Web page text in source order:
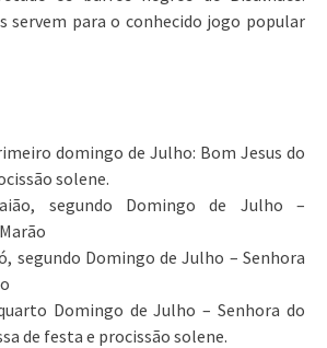
servem para o conhecido jogo popular
domingo de Julho: Bom Jesus do
solene.
segundo Domingo de Julho –
segundo Domingo de Julho – Senhora
Domingo de Julho – Senhora do
de festa e procissão solene.